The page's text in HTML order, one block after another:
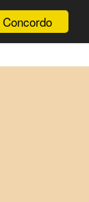
Concordo